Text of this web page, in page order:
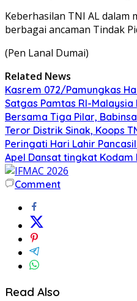
Keberhasilan TNI AL dalam
berbagai ancaman Tindak
(Pen Lanal Dumai)
Related News
Kasrem 072/Pamungkas
Satgas Pamtas RI-Malaysia
Bersama Tiga Pilar,
Teror Distrik Sinak, Koops
Peringati Hari Lahir
Apel Dansat tingkat
Comment
Read Also